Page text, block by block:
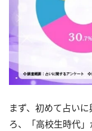
まず、初めて占い
ろ、「高校生時代